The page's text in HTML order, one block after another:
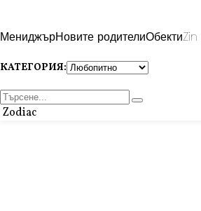
МениджърНовите родителиОбектиZin
КАТЕГОРИЯ:
Zodiac